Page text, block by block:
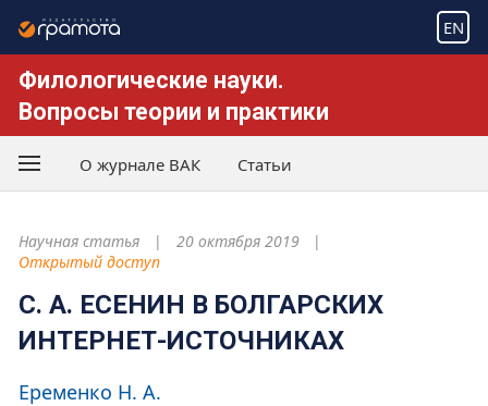
EN
Филологические науки.
Вопросы теории и практики
О журнале ВАК Статьи
Научная статья
20 октября 2019
Открытый доступ
С. А. ЕСЕНИН В БОЛГАРСКИХ
ИНТЕРНЕТ-ИСТОЧНИКАХ
Еременко Н. А.